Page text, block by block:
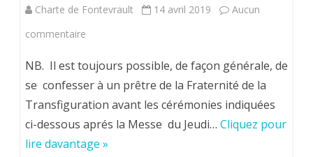
grande
de
Dieu
Charte de Fontevrault 14 avril 2019
Aucun
commentaire
Saint
Martial
.
NB. Il est toujours possible, de façon générale, de
se confesser à un prêtre de la Fraternité de la
Transfiguration avant les cérémonies indiquées
ci-dessous aprés la Messe du Jeudi… Cliquez pour
lire davantage »